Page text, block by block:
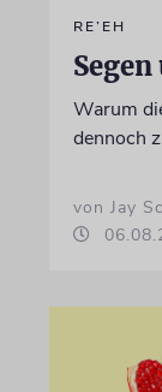
RE’EH
Warum
dennoch
von Jay